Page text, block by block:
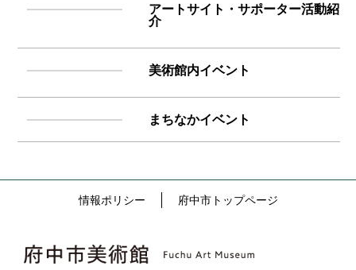
アートサイト・サポーター活動紹
介
美術館内イベント
まちなかイベント
情報ポリシー 府中市トップページ